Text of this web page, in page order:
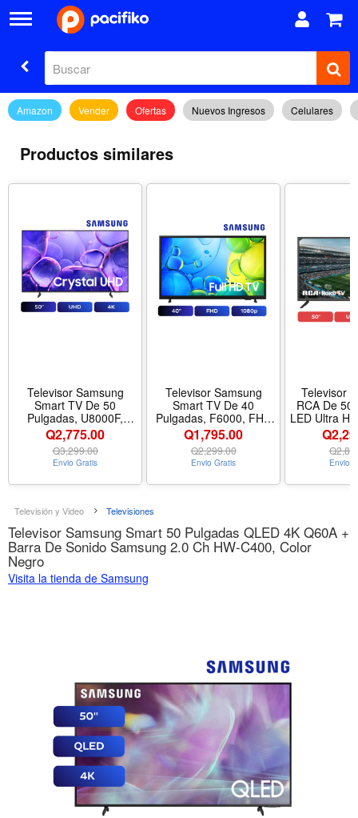
Amazon Vender Ofertas Nuevos Ingresos Celulares
Productos similares
Televisor Samsung
Smart TV De 50
Pulgadas, U8000F,
Crystal UHD 4K, 3840 x
2160, HDR10+, Wi-Fi
Q2,775.00
Q3,299.00
Envio Gratis
Televisor Samsung
Smart TV De 40
Pulgadas, F6000, FHD
1920 × 1080, HDR, Wi-
Fi
Q1,795.00
Q2,299.00
Envio Gratis
Televisor
RCA De 50
LED Ultra
2160,
Color
Q
Envio
Televisión y Video Televisiones
Televisor Samsung Smart 50 Pulgadas QLED 4K Q60A +
Barra De Sonido Samsung 2.0 Ch HW-C400, Color
Negro
Visita la tienda de Samsung